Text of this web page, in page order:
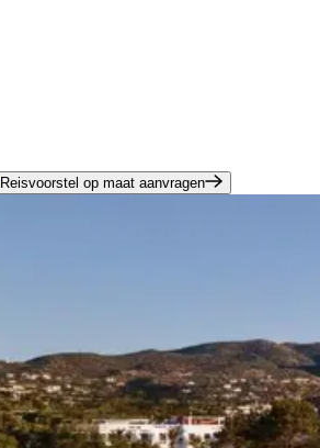
Reisvoorstel op maat aanvragen